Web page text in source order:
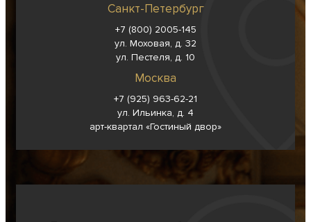
Санкт-Петербург
+7 (800) 2005-145
ул. Моховая, д. 32
ул. Пестеля, д. 10
Москва
+7 (925) 963-62-21
ул. Ильинка, д. 4
арт-квартал «Гостиный двор»